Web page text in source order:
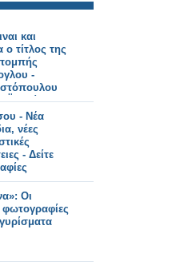
και
ο τίτλος της
-
- Δείτε το
- Νέα
νέες
- Δείτε
Οι